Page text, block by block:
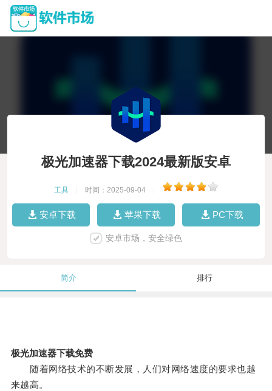
极光加速器下载2024最新版安卓
工具 时间：2025-09-04
安卓下载 苹果下载 PC下载
安卓市场，安全绿色
简介 排行
极光加速器下载免费
随着网络技术的不断发展，人们对网络速度的要求也越
来越高。